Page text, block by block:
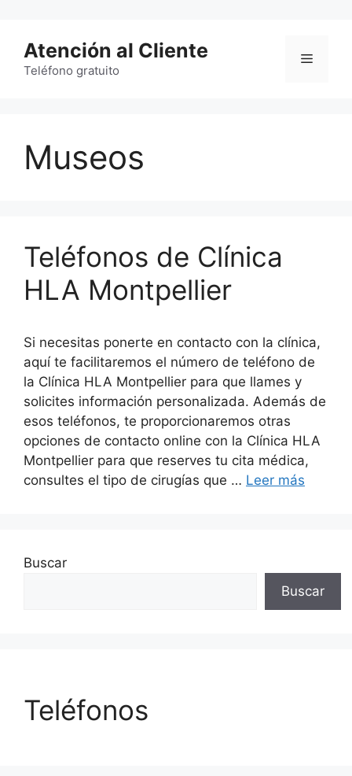
contenido
Atención al Cliente
Teléfono gratuito
Menú
Museos
Teléfonos de Clínica
HLA Montpellier
Si necesitas ponerte en contacto con la clínica,
aquí te facilitaremos el número de teléfono de
la Clínica HLA Montpellier para que llames y
solicites información personalizada. Además de
esos teléfonos, te proporcionaremos otras
opciones de contacto online con la Clínica HLA
Montpellier para que reserves tu cita médica,
consultes el tipo de cirugías que … Leer más
Buscar
Buscar
Teléfonos